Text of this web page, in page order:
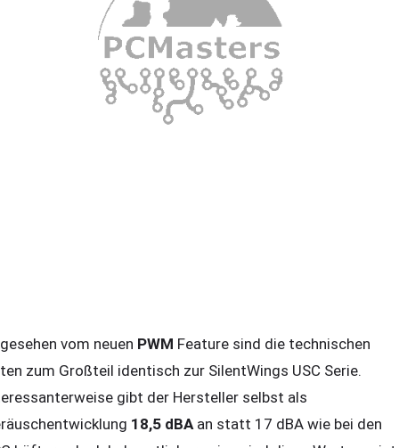
vom neuen PWM Feature sind die technischen
zum Großteil identisch zur SilentWings USC Serie.
gibt der Hersteller selbst als
18,5 dBA an statt 17 dBA wie bei den